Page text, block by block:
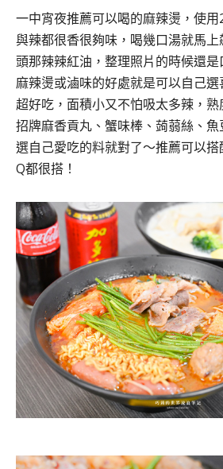
一中宵夜推薦可以喝的麻辣燙，使
與辣都很香很夠味，喝幾口湯就馬
頭那辣辣紅油，整理照片的時候還
麻辣燙或滷味的好處就是可以自己
超好吃，面積小又不怕吸太多辣，
招牌麻香貢丸、蟹味棒、蒟蒻絲、魚
選自己愛吃的料就對了～推薦可以
Q都很搭！